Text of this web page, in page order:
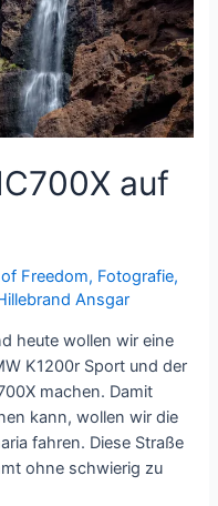
auf
Freedom, Fotografie,
Ansgar
heute wollen wir eine
K1200r Sport und der
machen. Damit
kann, wollen wir die
fahren. Diese Straße
ohne schwierig zu